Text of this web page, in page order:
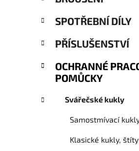
SPOTŘEBNÍ DÍLY
PŘÍSLUŠENSTVÍ
OCHRANNÉ
POMŮCKY
Svářečské kukly
Samostmívací
Klasické kukly, štíty